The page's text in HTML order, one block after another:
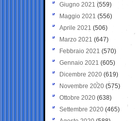
Giugno 2021(559)
Maggio 2021 (556)
Aprile 2021 (506)
Marzo 2021 (647)
Febbraio 2021 (570)
Gennaio 2021 (605)
Dicembre 2020 (619)
Novembre 2020 (575)
Ottobre 2020 (638)
Settembre 2020(465)